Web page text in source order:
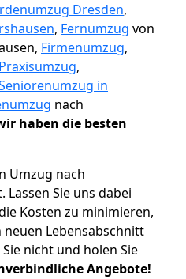
Dresden,
, Fernumzug von
Firmenumzug,
Praxisumzug,
in
nach
haben die besten
Umzug nach
Sie uns dabei
Kosten zu minimieren,
Lebensabschnitt
nicht und holen Sie
Angebote!